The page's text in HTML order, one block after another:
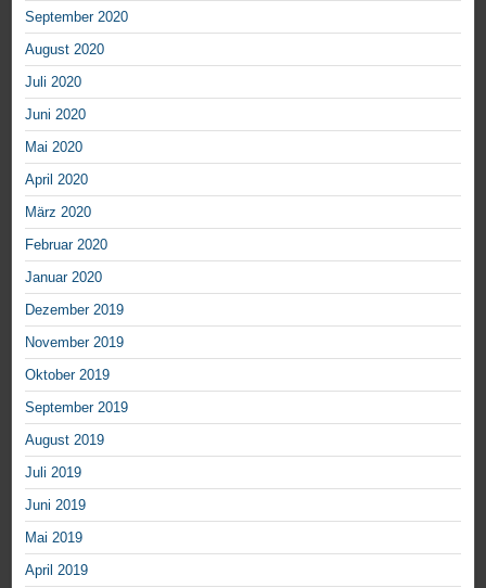
September 2020
August 2020
Juli 2020
Juni 2020
Mai 2020
April 2020
März 2020
Februar 2020
Januar 2020
Dezember 2019
November 2019
Oktober 2019
September 2019
August 2019
Juli 2019
Juni 2019
Mai 2019
April 2019